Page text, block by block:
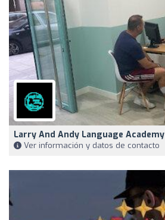
Larry And Andy Language Academy
Ver información y datos de contacto